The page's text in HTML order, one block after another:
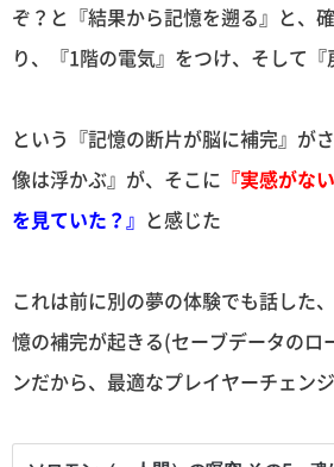
ぞ？と『結果から記憶を遡る』と、
り、『1階の電気』をつけ、そして
という『記憶の断片が脳に補完』が
像は浮かぶ』が、そこに 『実感がない
を見ていた？』 と感じた
これは前に別の夢の体験でも話した
憶の補完が起きる(セーブデータのロ
ンだから、最適なプレイヤーチェン